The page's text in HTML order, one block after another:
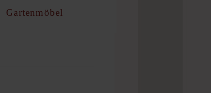
Gartenmöbel